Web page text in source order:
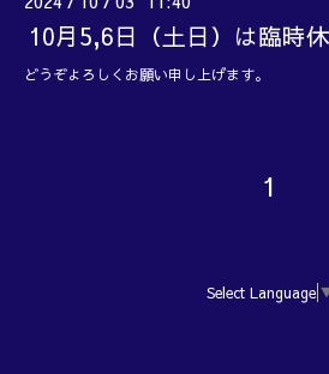
10月5,6日（土日）は臨時休
どうぞよろしくお願い申し上げます。
1
Select Language